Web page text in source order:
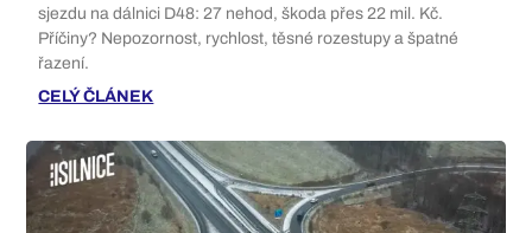
sjezdu na dálnici D48: 27 nehod, škoda přes 22 mil. Kč.
Příčiny? Nepozornost, rychlost, těsné rozestupy a špatné
řazení.
CELÝ ČLÁNEK